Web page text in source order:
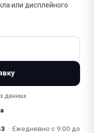
не читается
память)
платы)
или дисплейного
данных
· Ежедневно с 9:00 до